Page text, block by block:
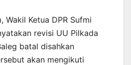
Wakil Ketua DPR Sufmi
revisi UU Pilkada
batal disahkan
akan mengikuti